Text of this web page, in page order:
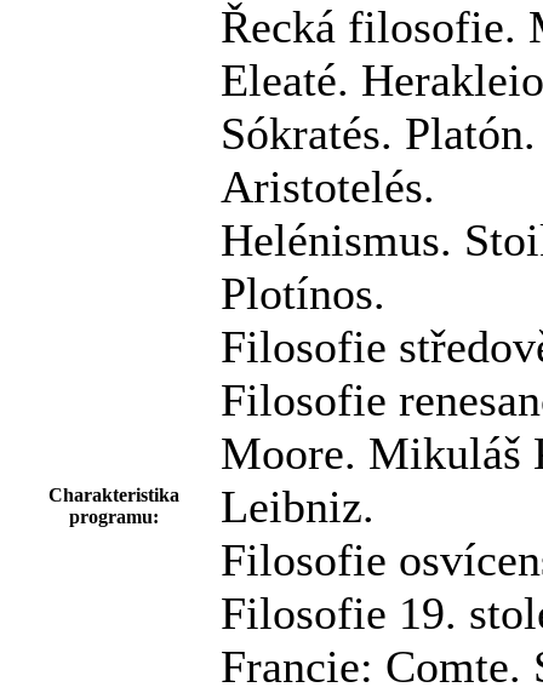
Charakteristika
programu:
Řecká filosofie.
Eleaté.
Sókratés. Platón.
Aristotelés.
Helénismus.
Plotínos.
Filosofie
Filosofie
Moore. Mikuláš
Leibniz.
Filosofie
Filosofie 19.
Francie: Comte.